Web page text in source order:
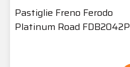
Pastiglie Freno Ferodo
Platinum Road FDB2042P